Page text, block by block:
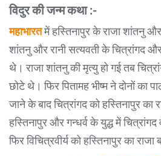
विदुर की जन्म कथा :-
महाभारतमें हस्तिनापुर के राजा शांतनु और
शांतनु और रानी सत्यवती के चित्रांगद और
थे। राजा शांतनु की मृत्यु हो गई तब
छोटे थे। फिर पितामह भीष्म ने दोनों का
जाने के बाद चित्रांगद को हस्तिनापुर का
हस्तिनापुर और गन्धर्व के युद्ध में चित्रांगद
फिर विचित्रवीर्य को हस्तिनापुर का राजा